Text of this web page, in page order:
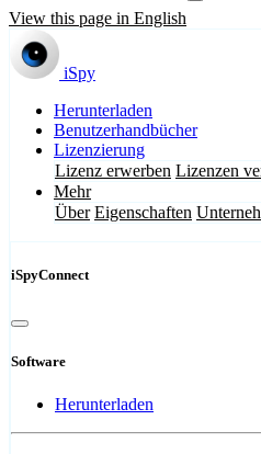
View this page in English
iSpy
Herunterladen
Benutzerhandbücher
Lizenzierung
Lizenz erwerben Lizenzen
Mehr
Über Eigenschaften
iSpyConnect
Software
Herunterladen